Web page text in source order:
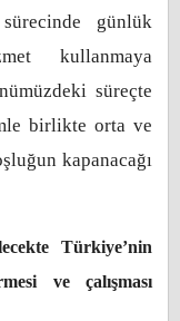
günlük
kullanmaya
süreçte
birlikte orta ve
kapanacağı
Türkiye’nin
ve çalışması